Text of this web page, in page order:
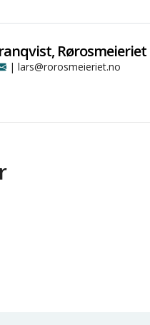
Rørosmeieriet
| lars@rorosmeieriet.no